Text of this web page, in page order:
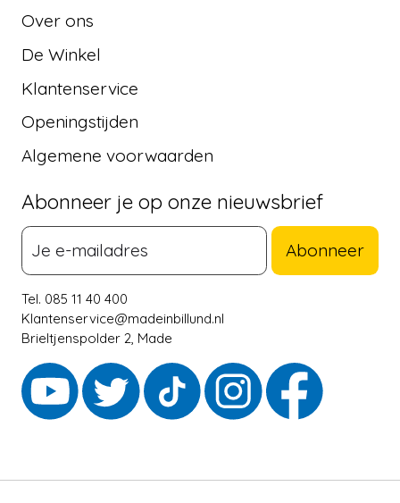
Over ons
De Winkel
Klantenservice
Openingstijden
Algemene voorwaarden
Abonneer je op onze nieuwsbrief
Abonneer
Tel. 085 11 40 400
Klantenservice@madeinbillund.nl
Brieltjenspolder 2, Made